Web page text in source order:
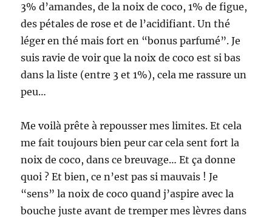
3% d’amandes, de la noix de coco, 1% de figue,
des pétales de rose et de l’acidifiant. Un thé
léger en thé mais fort en “bonus parfumé”. Je
suis ravie de voir que la noix de coco est si bas
dans la liste (entre 3 et 1%), cela me rassure un
peu…
Me voilà prête à repousser mes limites. Et cela
me fait toujours bien peur car cela sent fort la
noix de coco, dans ce breuvage… Et ça donne
quoi ? Et bien, ce n’est pas si mauvais ! Je
“sens” la noix de coco quand j’aspire avec la
bouche juste avant de tremper mes lèvres dans